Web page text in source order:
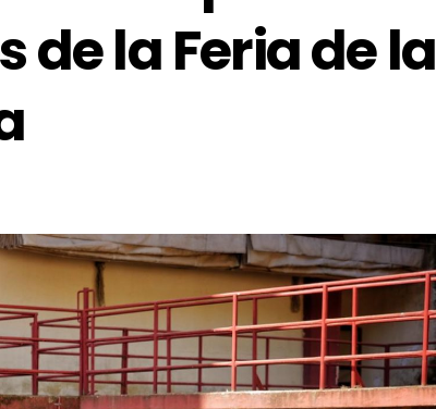
de la Feria de la